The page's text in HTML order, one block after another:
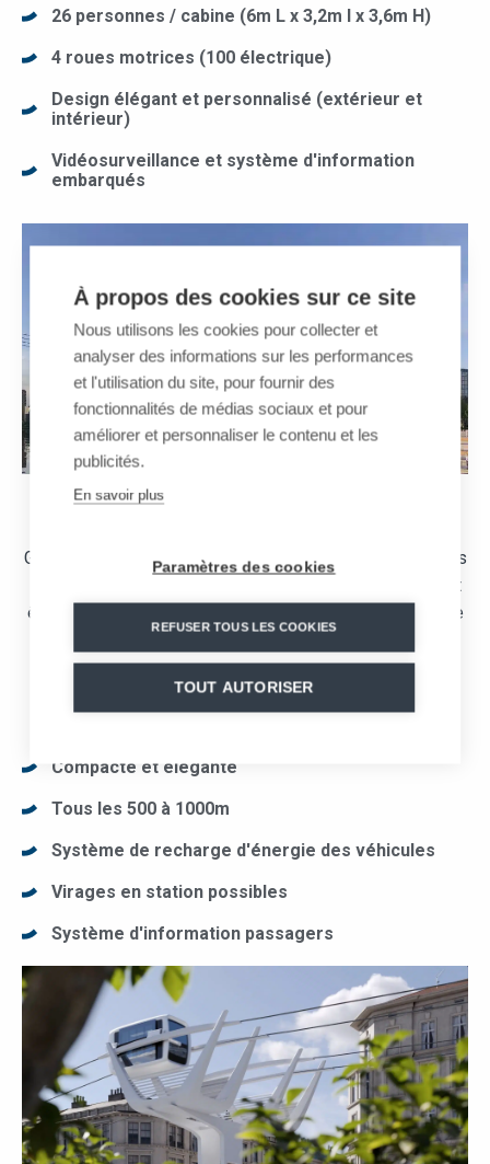
26 personnes / cabine (6m L x 3,2m l x 3,6m H)
4 roues motrices (100 électrique)
Design élégant et personnalisé (extérieur et
intérieur)
Vidéosurveillance et système d'information
embarqués
Grâce à son design élégant et à sa taille réduite, les gares
s’intègrent facilement dans le paysage urbain et peuvent
être implantées à proximité des autres infrastructures de
L’accès à la plateforme est facilité pour tous les
passagers, même en fauteuil roulant (escaliers,
Compacte et élégante
Tous les 500 à 1000m
Système de recharge d'énergie des véhicules
Virages en station possibles
Système d'information passagers
À propos des cookies sur ce site
Nous utilisons les cookies pour collecter et
analyser des informations sur les performances
et l'utilisation du site, pour fournir des
fonctionnalités de médias sociaux et pour
améliorer et personnaliser le contenu et les
publicités.
En savoir plus
Paramètres des cookies
REFUSER TOUS LES COOKIES
TOUT AUTORISER